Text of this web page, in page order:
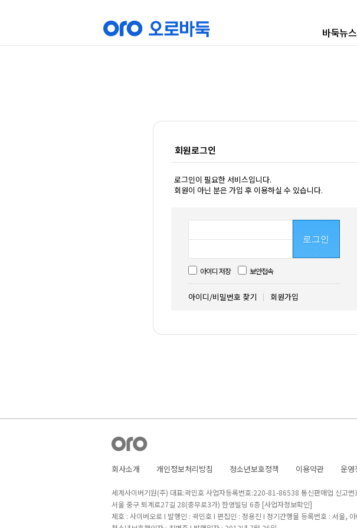
바둑뉴스
회원로그인
로그인이 필요한 서비스입니다.
회원이 아닌 분은 가입 후 이용하실 수 있습니다.
로그인
아이디 저장 보안접속
아이디/비밀번호 찾기 회원가입
회사소개 개인정보처리방침 청소년보호정책 이용약관 운영
세계사이버기원(주) 대표:곽민호 사업자등록번호:220-81-86538 통신판매업 신고
서울 중구 퇴계로27길 28(충무로3가) 한영빌딩 6층 [사업자정보확인]
제호 : 사이버오로 I 발행인 : 곽민호 I 편집인 : 정용진 I 정기간행물 등록번호 : 서울,